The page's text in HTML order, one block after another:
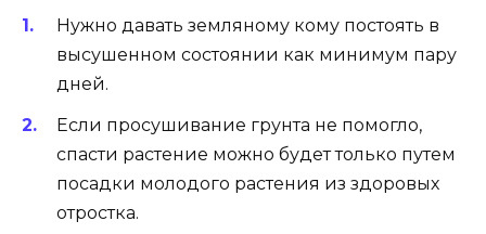
Нужно давать земляному кому постоять в
высушенном состоянии как минимум пару
дней.
Если просушивание грунта не помогло,
спасти растение можно будет только путем
посадки молодого растения из здоровых
отростка.